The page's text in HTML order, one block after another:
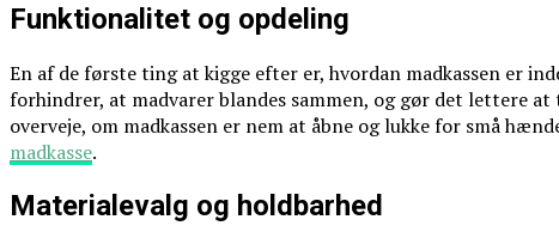
Funktionalitet og opdeling
En af de første ting at kigge efter er, hvordan madkassen er
forhindrer, at madvarer blandes sammen, og gør det lettere
overveje, om madkassen er nem at åbne og lukke for små
madkasse.
Materialevalg og holdbarhed